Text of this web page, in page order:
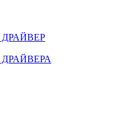
ДРАЙВЕР